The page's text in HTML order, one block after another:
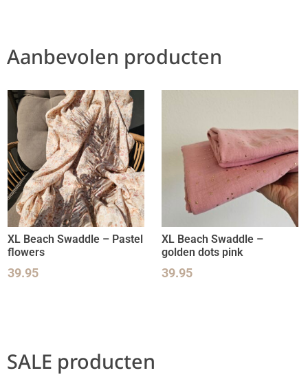
Aanbevolen producten
XL Beach Swaddle – Pastel
flowers
39.95
XL Beach Swaddle –
golden dots pink
39.95
SALE producten